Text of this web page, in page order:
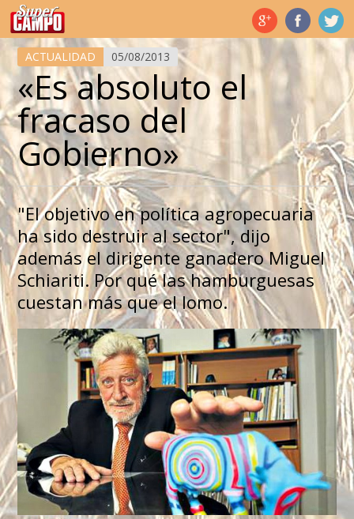
Temas de hoy
ACTUALIDAD 05/08/2013
«Es absoluto el
fracaso del
Gobierno»
"El objetivo en política agropecuaria
ha sido destruir al sector", dijo
además el dirigente ganadero Miguel
Schiariti. Por qué las hamburguesas
cuestan más que el lomo.